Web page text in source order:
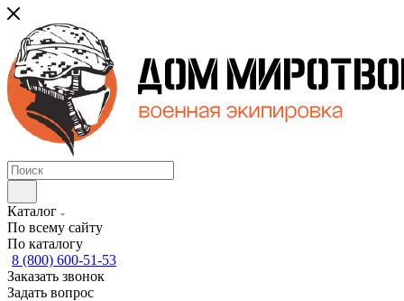
Каталог
По всему сайту
По каталогу
8 (800) 600-51-53
Заказать звонок
Задать вопрос